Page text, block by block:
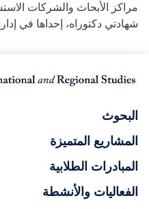
مراكز الأبحاث والشركات
شهادتي دكتوراه، إحداها في
البحوث
المشاريع المتميزة
المبادرات الطلابية
الفعاليات والأنشطة